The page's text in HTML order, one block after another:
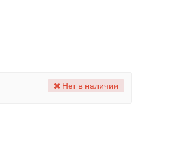
Нет в наличии